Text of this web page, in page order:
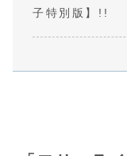
子特別版】!!